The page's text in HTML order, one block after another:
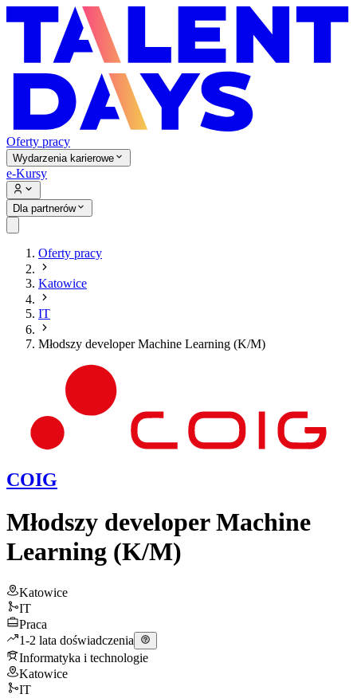
Oferty pracy
Wydarzenia karierowe
e-Kursy
Dla partnerów
Oferty pracy
Katowice
IT
Młodszy developer Machine Learning (K/M)
COIG
Młodszy developer Machine
Learning (K/M)
Katowice
IT
Praca
1-2 lata doświadczenia
Informatyka i technologie
Katowice
IT